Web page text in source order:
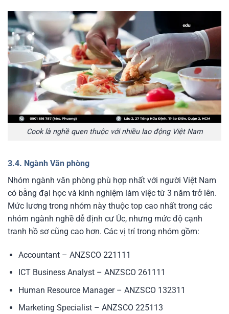
Cook là nghề quen thuộc với nhiều lao động Việt Nam
3.4. Ngành Văn phòng
Nhóm ngành văn phòng phù hợp nhất với người Việt Nam
có bằng đại học và kinh nghiệm làm việc từ 3 năm trở lên.
Mức lương trong nhóm này thuộc top cao nhất trong các
nhóm ngành nghề dễ định cư Úc, nhưng mức độ cạnh
tranh hồ sơ cũng cao hơn. Các vị trí trong nhóm gồm:
Accountant – ANZSCO 221111
ICT Business Analyst – ANZSCO 261111
Human Resource Manager – ANZSCO 132311
Marketing Specialist – ANZSCO 225113